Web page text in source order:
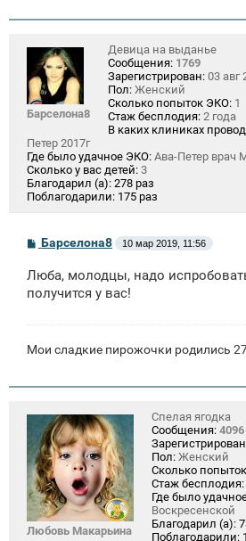
Барселона8
Девица на выданье
Сообщения: 1769
Зарегистрирован: 03 авг
Пол: Женский
Сколько попыток ЭКО: 1
Стаж бесплодия: 2 года
В каких клиниках
Петер 2017г
Где было удачное ЭКО: Ава-Петер врач
Сколько у вас детей: 3
Благодарил (а): 278 раз
Поблагодарили: 175 раз
С
о
б
щ
Барселона8 10 мар 2019, 11:56
Люба, молодцы, надо
получится у вас!
Мои сладкие пирожочки родились
Любовь Макарьина
Спелая ягодка
Сообщения: 4096
Пол: Женский
Сколько
Стаж бесплодия:
Где было
Воскресенской
Благодарил (а):
Поблагодарили: